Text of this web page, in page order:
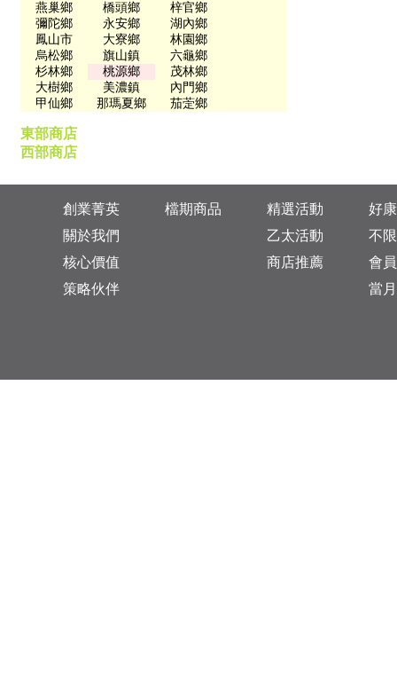
燕巢鄉
橋頭鄉
梓官鄉
彌陀鄉
永安鄉
湖內鄉
鳳山市
大寮鄉
林園鄉
烏松鄉
旗山鎮
六龜鄉
杉林鄉
桃源鄉
茂林鄉
大樹鄉
美濃鎮
內門鄉
甲仙鄉
那瑪夏鄉 茄萣鄉
東部商店
西部商店
創業菁英
關於我們
核心價值
策略伙伴
檔期商品
精選活動
乙太活動
商店推薦
好
不
會
當